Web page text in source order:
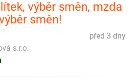
výběr směn, mzda
směn!
před 3 dny
s.r.o.